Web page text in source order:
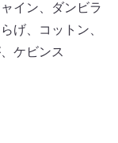
イン、ダンビラ
げ、コットン、
ケビンス